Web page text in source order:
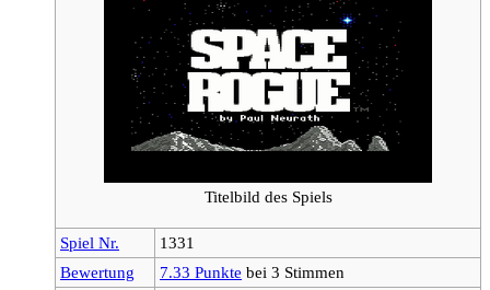
Titelbild des Spiels
Spiel Nr.
1331
Bewertung
7.33 Punkte bei 3 Stimmen